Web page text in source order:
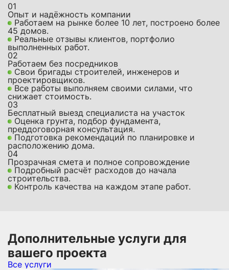
01
Опыт и надёжность компании
Работаем на рынке более 10 лет, построено более
45 домов.
Реальные отзывы клиентов, портфолио
выполненных работ.
02
Работаем без посредников
Свои бригады строителей, инженеров и
проектировщиков.
Все работы выполняем своими силами, что
снижает стоимость.
03
Бесплатный выезд специалиста на участок
Оценка грунта, подбор фундамента,
преддоговорная консультация.
Подготовка рекомендаций по планировке и
расположению дома.
04
Прозрачная смета и полное сопровождение
Подробный расчёт расходов до начала
строительства.
Контроль качества на каждом этапе работ.
Дополнительные услуги для
вашего проекта
Все услуги